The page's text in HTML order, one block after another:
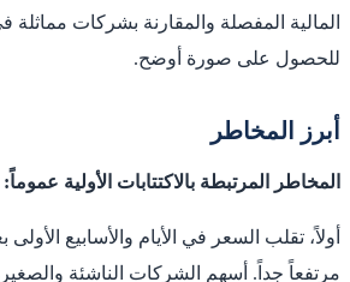
المالية المفصلة والمقارنة بشركات
للحصول على صورة أوضح.
أبرز المخاطر
المخاطر المرتبطة بالاكتتابات الأولية عموماً:
أولاً، تقلب السعر في الأيام والأسابيع
مرتفعاً جداً. أسهم الشركات الناشئة